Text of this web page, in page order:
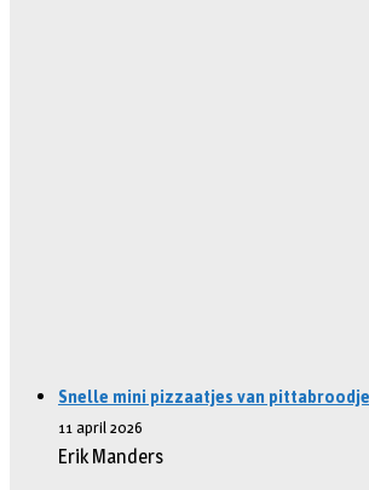
Snelle mini pizzaatjes van
11 april 2026
Erik Manders